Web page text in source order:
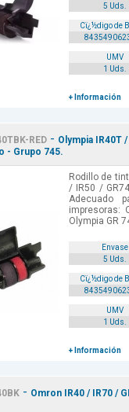
5 Uds.
Cï¿½digo de
UMV
1 Uds.
+ Información
RED- Olympia IR40T
- Grupo 745.
Rodillo de
/ IR50 /
Adecuado
impresoras:
Olympia GR
Envase
5 Uds.
Cï¿½digo de
UMV
1 Uds.
+ Información
- Omron IR40 / IR70 /